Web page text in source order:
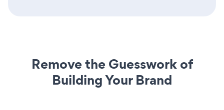
Remove the Guesswork of
Building Your Brand